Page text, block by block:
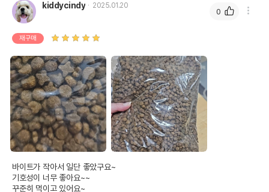
kiddycindy 2025.01.20
재구매
바이트가 작아서 일단 좋았구요~
기호성이 너무 좋아요~~
꾸준히 먹이고 있어요~
0